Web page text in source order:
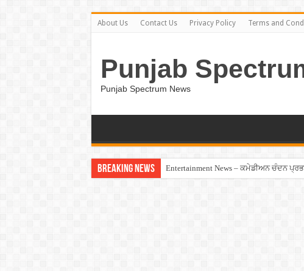
About Us Contact Us Privacy Policy Terms and
Punjab
Punjab Spectrum News
Breaking News Entertainment News – ਕਮੇਡੀਅਨ ਚੰਦਨ
Jalandhar – ਧੋਖੇਬਾਜ਼ ਏਜੰਟ ਦੇ ਧੱਕੇ ਚੜ੍ਹਿਆ